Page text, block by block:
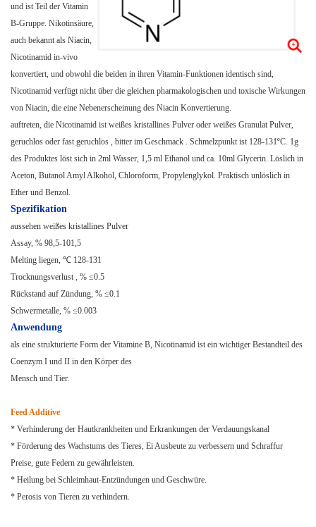
und ist Teil der Vitamin
B-Gruppe. Nikotinsäure,
auch bekannt als Niacin,
Nicotinamid in-vivo
konvertiert, und obwohl die beiden in ihren Vitamin-Funktionen identisch sind,
Nicotinamid verfügt nicht über die gleichen pharmakologischen und toxische Wirkungen
von Niacin, die eine Nebenerscheinung des Niacin Konvertierung.
auftreten, die Nicotinamid ist weißes kristallines Pulver oder weißes Granulat Pulver,
geruchlos oder fast geruchlos , bitter im Geschmack
Schmelzpunkt ist 128-131ºC. 1g
des Produktes löst sich in 2ml Wasser, 1,5 ml Ethanol und ca. 10ml Glycerin. Löslich in
Aceton, Butanol Amyl Alkohol, Chloroform, Propylenglykol. Praktisch unlöslich in
Ether und Benzol.
Spezifikation
aussehen weißes kristallines Pulver
Assay, % 98,5-101,5
Melting liegen, ℃ 128-131
Trocknungsverlust , % ≤0.5
Rückstand auf Zündung, % ≤0.1
Schwermetalle, % ≤0.003
Anwendung
als eine strukturierte Form der Vitamine B, Nicotinamid ist ein wichtiger Bestandteil des
Coenzym I und II in den Körper des
Mensch und Tier.
Feed Additive
* Verhinderung der Hautkrankheiten und Erkrankungen der Verdauungskanal
* Förderung des Wachstums des Tieres, Ei Ausbeute zu verbessern und Schraffur
Preise, gute Federn zu gewährleisten.
* Heilung bei Schleimhaut-Entzündungen und Geschwüre.
* Perosis von Tieren zu verhindern.